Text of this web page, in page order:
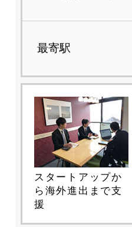
最寄駅
スタートアップか
ら海外進出まで支
援